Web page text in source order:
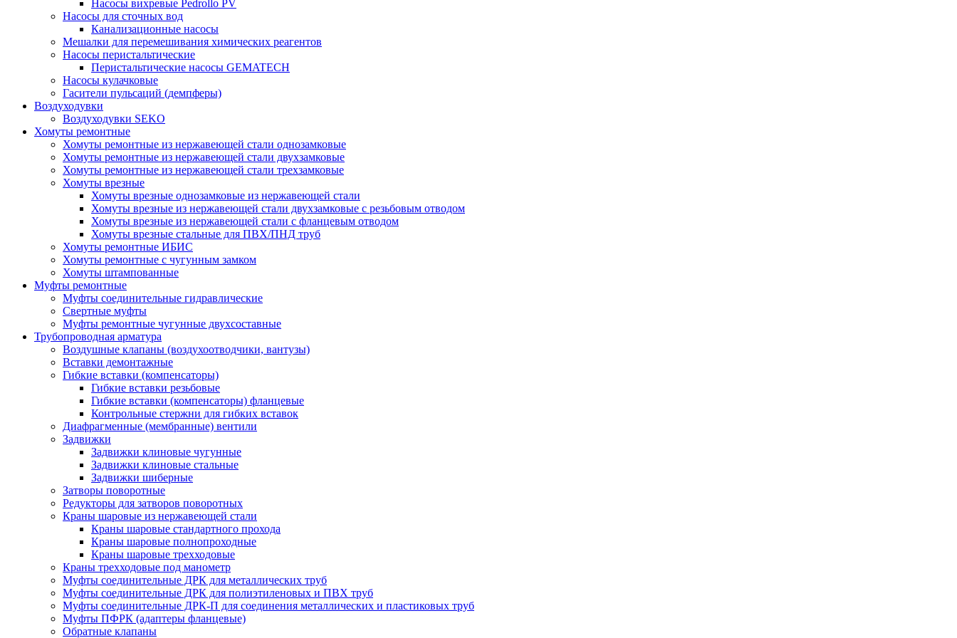
Насосы вихревые Pedrollo PV
Насосы для сточных вод
Канализационные насосы
Мешалки для перемешивания химических реагентов
Насосы перистальтические
Перистальтические насосы GEMATECH
Насосы кулачковые
Гасители пульсаций (демпферы)
Воздуходувки
Воздуходувки SEKO
Хомуты ремонтные
Хомуты ремонтные из нержавеющей стали однозамковые
Хомуты ремонтные из нержавеющей стали двухзамковые
Хомуты ремонтные из нержавеющей стали трехзамковые
Хомуты врезные
Хомуты врезные однозамковые из нержавеющей стали
Хомуты врезные из нержавеющей стали двухзамковые с резьбовым отводом
Хомуты врезные из нержавеющей стали с фланцевым отводом
Хомуты врезные стальные для ПВХ/ПНД труб
Хомуты ремонтные ИБИС
Хомуты ремонтные с чугунным замком
Хомуты штампованные
Муфты ремонтные
Муфты соединительные гидравлические
Свертные муфты
Муфты ремонтные чугунные двухсоставные
Трубопроводная арматура
Воздушные клапаны (воздухоотводчики, вантузы)
Вставки демонтажные
Гибкие вставки (компенсаторы)
Гибкие вставки резьбовые
Гибкие вставки (компенсаторы) фланцевые
Контрольные стержни для гибких вставок
Диафрагменные (мембранные) вентили
Задвижки
Задвижки клиновые чугунные
Задвижки клиновые стальные
Задвижки шиберные
Затворы поворотные
Редукторы для затворов поворотных
Краны шаровые из нержавеющей стали
Краны шаровые стандартного прохода
Краны шаровые полнопроходные
Краны шаровые трехходовые
Краны трехходовые под манометр
Муфты соединительные ДРК для металлических труб
Муфты соединительные ДРК для полиэтиленовых и ПВХ труб
Муфты соединительные ДРК-П для соединения металлических и пластиковых труб
Муфты ПФРК (адаптеры фланцевые)
Обратные клапаны